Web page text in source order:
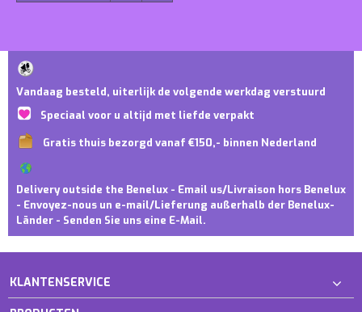
Vandaag besteld, uiterlijk de volgende werkdag verstuurd
Speciaal voor u altijd met liefde verpakt
Gratis thuis bezorgd vanaf €150,- binnen Nederland
Delivery outside the Benelux - Email us/Livraison hors Benelux
- Envoyez-nous un e-mail/Lieferung außerhalb der Benelux-
Länder - Senden Sie uns eine E-Mail.
KLANTENSERVICE